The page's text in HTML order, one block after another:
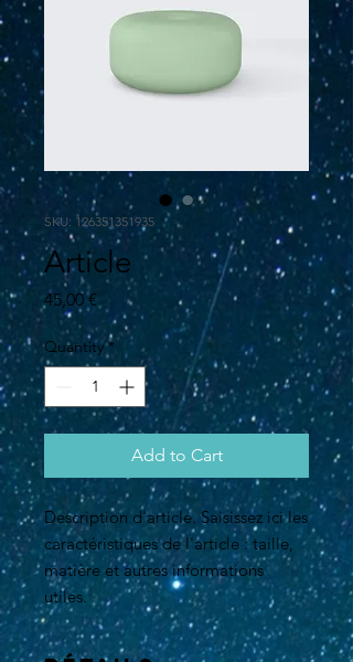
SKU: 126351351935
Article
45,00 € Price
Quantity *
Add to Cart
Description d'article. Saisissez ici les
caractéristiques de l'article : taille,
matière et autres informations
utiles.